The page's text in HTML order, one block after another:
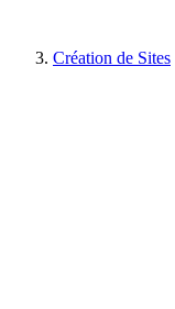
Création de Sites